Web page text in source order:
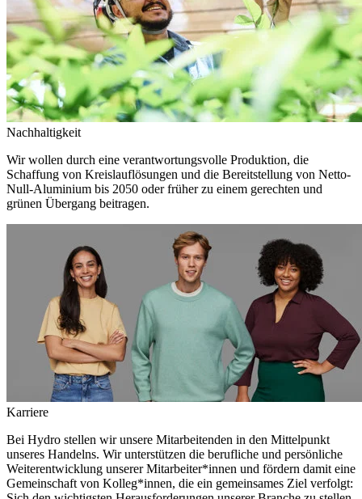
Nachhaltigkeit
Wir wollen durch eine verantwortungsvolle Produktion, die
Schaffung von Kreislauflösungen und die Bereitstellung von Netto-
Null-Aluminium bis 2050 oder früher zu einem gerechten und
grünen Übergang beitragen.
Karriere
Bei Hydro stellen wir unsere Mitarbeitenden in den Mittelpunkt
unseres Handelns. Wir unterstützen die berufliche und persönliche
Weiterentwicklung unserer Mitarbeiter*innen und fördern damit eine
Gemeinschaft von Kolleg*innen, die ein gemeinsames Ziel verfolgt: